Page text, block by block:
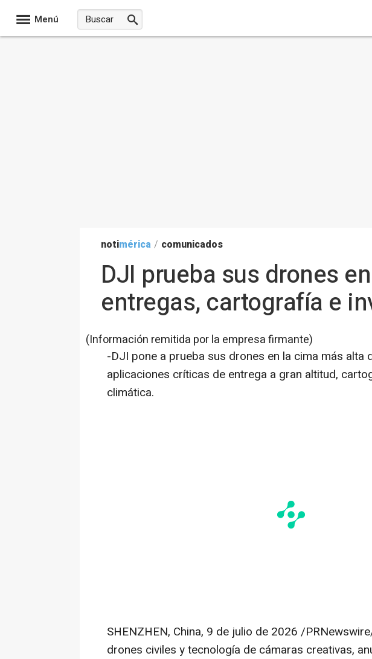
Menú
notimérica / comunicados
DJI prueba sus drones
entregas, cartografía e
(Información remitida por la empresa firmante)
-DJI pone a prueba sus drones en la cima más alta
aplicaciones críticas de entrega a gran altitud,
climática.
SHENZHEN, China, 9 de julio de 2026 /
drones civiles y tecnología de cámaras creativas,